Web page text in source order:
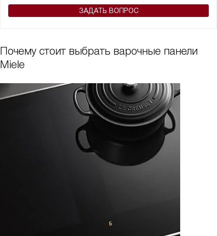
ЗАДАТЬ ВОПРОС
Почему стоит выбрать варочные панели
Miele